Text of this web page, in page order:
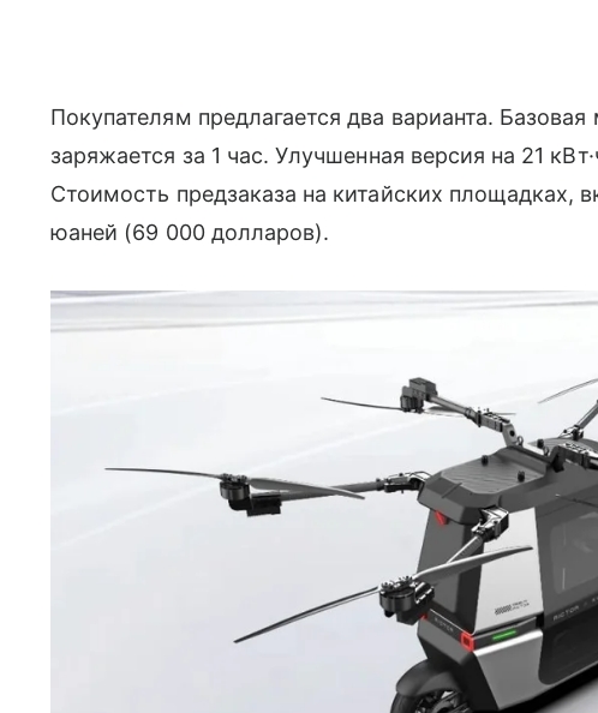
Покупателям предлагается два варианта.
заряжается за 1 час. Улучшенная версия на 21
Стоимость предзаказа на китайских площадках,
юаней (69 000 долларов).